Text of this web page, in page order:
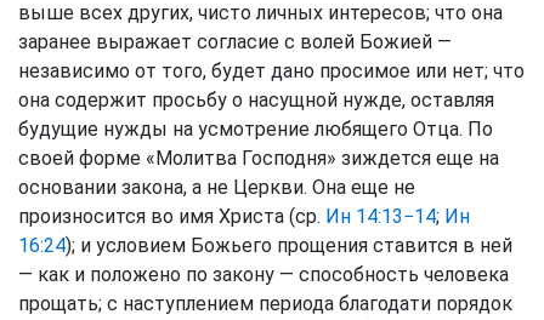
выше всех других, чисто личных интересов; что она
заранее выражает согласие с волей Божией —
независимо от того, будет дано просимое или нет; что
она содержит просьбу о насущной нужде, оставляя
будущие нужды на усмотрение любящего Отца. По
своей форме «Молитва Господня» зиждется еще на
основании закона, а не Церкви. Она еще не
произносится во имя Христа (ср. Ин 14:13−14; Ин
16:24); и условием Божьего прощения ставится в ней
— как и положено по закону — способность человека
прощать; с наступлением периода благодати порядок